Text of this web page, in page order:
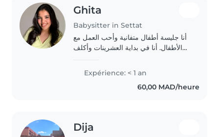
Ghita
Babysitter in Settat
أنا جليسة أطفال متفانية وأحب العمل مع
الأطفال. أنا في بداية العشرينات وأكلف
المدرسة والصفوف الأولى. أنا أتعلم في
السنة الأولى ماستر وأحب الرسم،
Expérience: < 1 an
60,00 MAD/heure
Dija